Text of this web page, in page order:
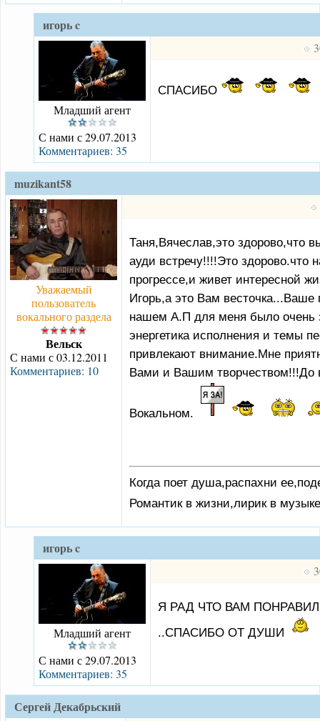
игорь c
Младший агент
С нами с 29.07.2013
Комментариев: 35
СПАСИБО
muzikant58
Уважаемый
пользователь
вокального раздела
Вельск
С нами с 03.12.2011
Комментариев: 10
Таня,Вячеслав,это здорово,что
ауди встречу!!!!Это здорово.что
прогрессе,и живет интересной
Игорь,а это Вам весточка...Ваше
нашем А.П для меня было очень
энергетика исполнения и темы
привлекают внимание.Мне
Вами и Вашим творчеством!!!До
Вокальном.
Когда поет душа,распахни
Романтик в жизни,лирик в
игорь c
Младший агент
С нами с 29.07.2013
Комментариев: 35
Я РАД ЧТО ВАМ
..СПАСИБО ОТ ДУШИ
Сергей Декабрьский